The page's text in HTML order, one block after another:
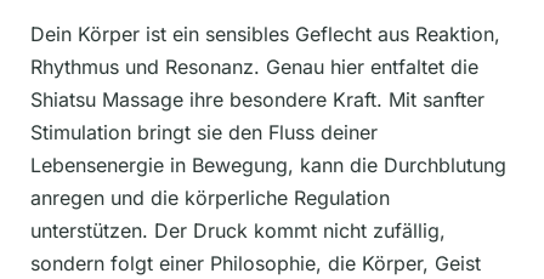
Dein Körper ist ein sensibles Geflecht aus Reaktion,
Rhythmus und Resonanz. Genau hier entfaltet die
Shiatsu Massage ihre besondere Kraft. Mit sanfter
Stimulation bringt sie den Fluss deiner
Lebensenergie in Bewegung, kann die Durchblutung
anregen und die körperliche Regulation
unterstützen. Der Druck kommt nicht zufällig,
sondern folgt einer Philosophie, die Körper, Geist